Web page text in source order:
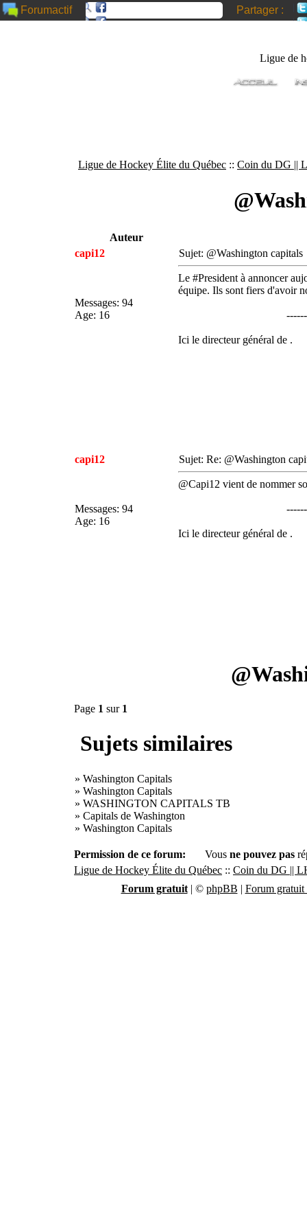
Forumactif Partager :
Ligue de
Ligue de Hockey Élite du Québec :: Coin du DG ||
Auteur
capi12
Messages: 94
Age: 16
Sujet: @Washington
Le #President à annoncer
équipe. Ils sont fiers d'avoir
Ici le directeur général de .
capi12
Messages: 94
Age: 16
Sujet: Re: @Washington
@Capi12 vient de nommer
Ici le directeur général de .
Page 1 sur 1
Sujets similaires
» Washington Capitals
» Washington Capitals
» WASHINGTON CAPITALS TB
» Capitals de Washington
» Washington Capitals
Permission de ce forum: Vous ne pouvez pas
Ligue de Hockey Élite du Québec :: Coin du DG ||
Forum gratuit| © phpBB | Forum gratuit